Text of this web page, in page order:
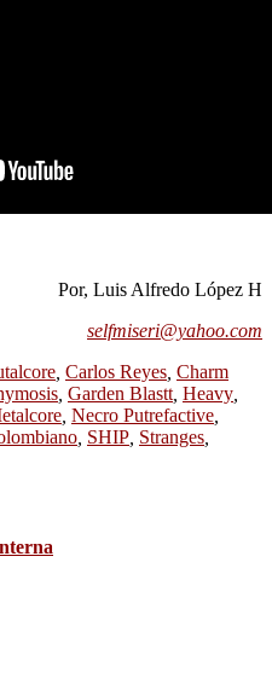
Por, Luis Alfredo López H
selfmiseri@yahoo.com
Carlos Reyes Charm
Garden Blastt Heavy
Necro Putrefactive
SHIP Stranges